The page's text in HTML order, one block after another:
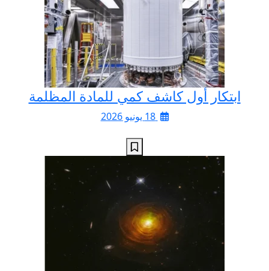
ابتكار أول كاشف كمي للمادة المظلمة
18 يونيو 2026